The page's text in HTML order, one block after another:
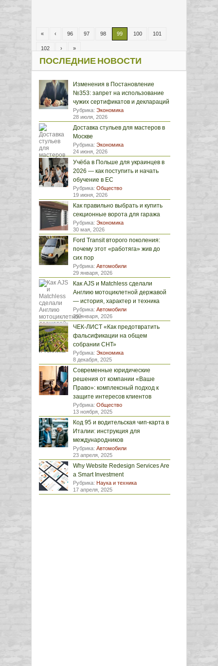
« ‹ 96 97 98 99 100 101
102 › »
ПОСЛЕДНИЕ НОВОСТИ
Изменения в Постановление
№353: запрет на использование
чужих сертификатов и деклараций
Рубрика: Экономика
28 июля, 2026
Доставка стульев для мастеров в
Москве
Рубрика: Экономика
24 июня, 2026
Учёба в Польше для украинцев в
2026 — как поступить и начать
обучение в ЕС
Рубрика: Общество
19 июня, 2026
Как правильно выбрать и купить
секционные ворота для гаража
Рубрика: Экономика
30 мая, 2026
Ford Transit второго поколения:
почему этот «работяга» жив до
сих пор
Рубрика: Автомобили
29 января, 2026
Как AJS и Matchless сделали
Англию мотоциклетной державой
— история, характер и техника
Рубрика: Автомобили
29 января, 2026
ЧЕК-ЛИСТ «Как предотвратить
фальсификации на общем
собрании СНТ»
Рубрика: Экономика
8 декабря, 2025
Современные юридические
решения от компании «Ваше
Право»: комплексный подход к
защите интересов клиентов
Рубрика: Общество
13 ноября, 2025
Код 95 и водительская чип-карта в
Италии: инструкция для
международников
Рубрика: Автомобили
23 апреля, 2025
Why Website Redesign Services Are
a Smart Investment
Рубрика: Наука и техника
17 апреля, 2025